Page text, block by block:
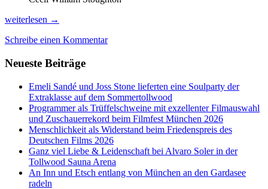
Die
Herbst-
für
Kulinarik-
Wein-
Genießer!
weiterlesen →
Schreibe einen Kommentar
Neueste Beiträge
Emeli Sandé und Joss Stone lieferten eine Soulparty der
Extraklasse auf dem Sommertollwood
Programmer als Trüffelschweine mit exzellenter Filmauswahl
und Zuschauerrekord beim Filmfest München 2026
Menschlichkeit als Widerstand beim Friedenspreis des
Deutschen Films 2026
Ganz viel Liebe & Leidenschaft bei Alvaro Soler in der
Tollwood Sauna Arena
An Inn und Etsch entlang von München an den Gardasee
radeln